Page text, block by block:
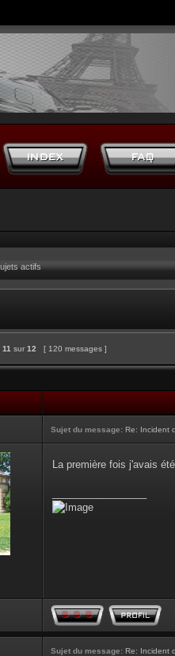
actifs
11 sur 12 [ 120 messages ]
Sujet du message: Re: Incident
La première fois j'avais
Sujet du message: Re: Incident